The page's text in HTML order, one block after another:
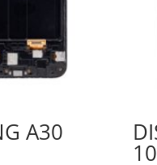
A30
10